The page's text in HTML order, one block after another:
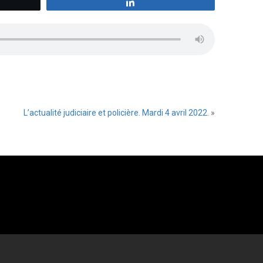
L’actualité judiciaire et policière. Mardi 4 avril 2022. »